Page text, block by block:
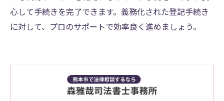
心して手続きを完了できます。義務化された登記手続き
に対して、プロのサポートで効率良く進めましょう。